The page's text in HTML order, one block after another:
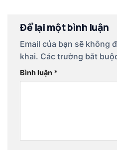
Để lại một bình luận
Email của bạn sẽ không
khai. Các trường bắt
Bình luận *